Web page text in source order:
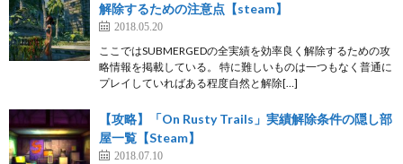
解除するための注意点【steam】
2018.05.20
ここではSUBMERGEDの全実績を効率良く解除するための攻
略情報を掲載している。 特に難しいものは一つもなく普通に
プレイしていればある程度自然と解除[…]
【攻略】「On Rusty Trails」実績解除条件の隠し部
屋一覧【Steam】
2018.07.10